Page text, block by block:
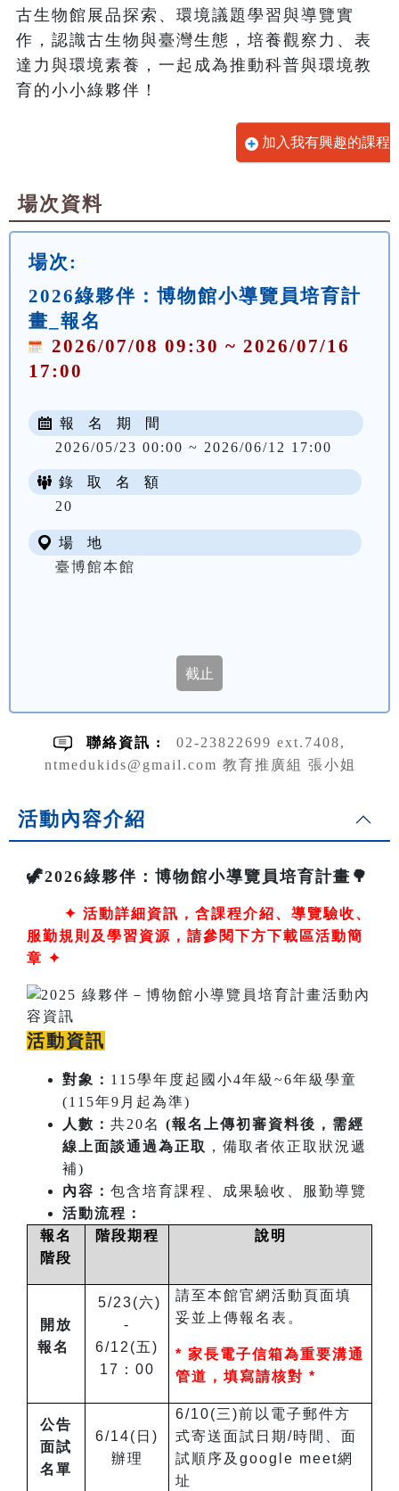
古生物館展品探索、環境議題學習與導覽實
作，認識古生物與臺灣生態，培養觀察力、表
達力與環境素養，一起成為推動科普與環境教
育的小小綠夥伴！
加入我有興趣的課程
場次資料
場次:
2026綠夥伴：博物館小導覽員培育計
畫_報名
2026/07/08 09:30 ~ 2026/07/16
17:00
報 名 期 間
2026/05/23 00:00 ~ 2026/06/12 17:00
錄 取 名 額
20
場 地
臺博館本館
聯絡資訊 :
02-23822699 ext.7408,
ntmedukids@gmail.com 教育推廣組 張小姐
活動內容介紹
🦖2026綠夥伴：博物館小導覽員培育計畫🌳
✦ 活動詳細資訊，含課程介紹、導覽驗收、
服勤規則及學習資源，請參閱下方下載區活動簡
章 ✦
活動資訊
對象： 115學年度起國小4年級~6年級學童
(115年9月起為準)
人數： 共20名 (報名上傳初審資料後，需經
線上面談通過為正取 ，備取者依正取狀況遞
補)
內容： 包含培育課程、成果驗收、服勤導覽
活動流程：
報名
階段
階段期程 說明
開放
報名
5/23(六)
-
6/12(五)
17：00
請至本館官網活動頁面填
妥並上傳報名表。
* 家長電子信箱為重要溝通
管道，填寫請核對 *
公告
面試
名單
6/14(日)
辦理
6/10(三)前以電子郵件方
式寄送面試日期/時間、面
試順序及google meet網
址